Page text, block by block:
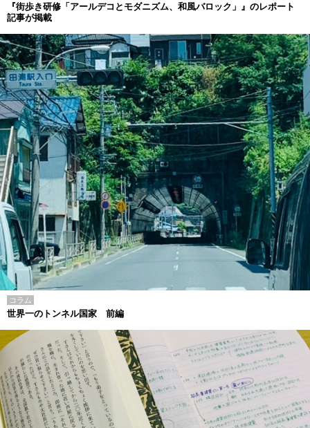
『街歩き研修「アールデコとモダニズム、和風バロック」』のレポート
記事が掲載
コラム
世界一のトンネル国家 前編